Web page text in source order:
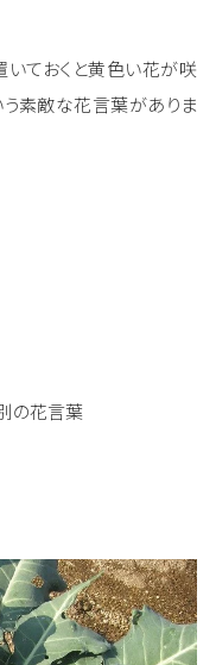
いておくと黄色い花が咲
う素敵な花言葉がありま
の花言葉